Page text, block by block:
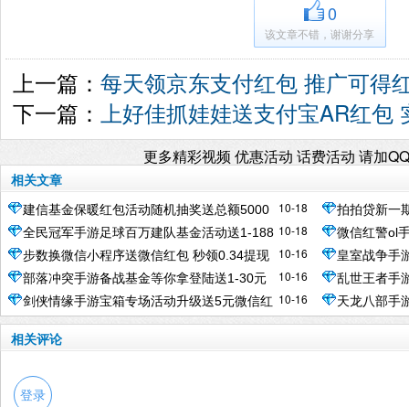
0
该文章不错，谢谢分享
上一篇： 每天领京东支付红包 推广可得
下一篇： 上好佳抓娃娃送支付宝AR红包
更多精彩视频 优惠活动 话费活动 请加
相关文章
10-18
建信基金保暖红包活动随机抽奖送总额5000
个微信红包奖励
拍拍贷新一
励
10-18
全民冠军手游足球百万建队基金活动送1-188
元微信红包
微信红警ol
信红包奖励
10-16
步数换微信小程序送微信红包 秒领0.34提现
秒到
皇室战争手
元微信红包
10-16
部落冲突手游备战基金等你拿登陆送1-30元
微信红包奖励
乱世王者手
信红包奖励
10-16
剑侠情缘手游宝箱专场活动升级送5元微信红
包奖励
天龙八部手
信红包奖励
相关评论
登录